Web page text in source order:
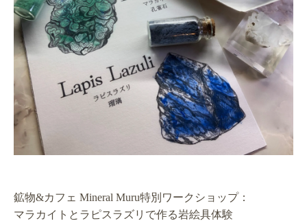
鉱物&カフェ Mineral Muru特別ワークショップ：
マラカイトとラピスラズリで作る岩絵具体験